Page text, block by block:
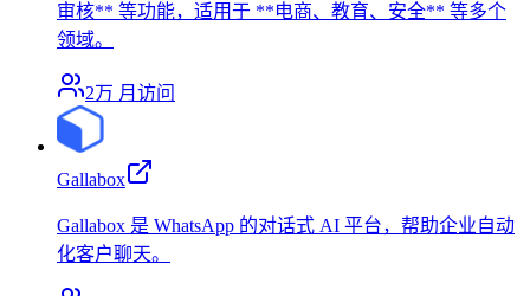
审核** 等功能，适用于 **电商、教育、安全** 等多个
领域。
2万 月访问
Gallabox
Gallabox 是 WhatsApp 的对话式 AI 平台，帮助企业自动
化客户聊天。